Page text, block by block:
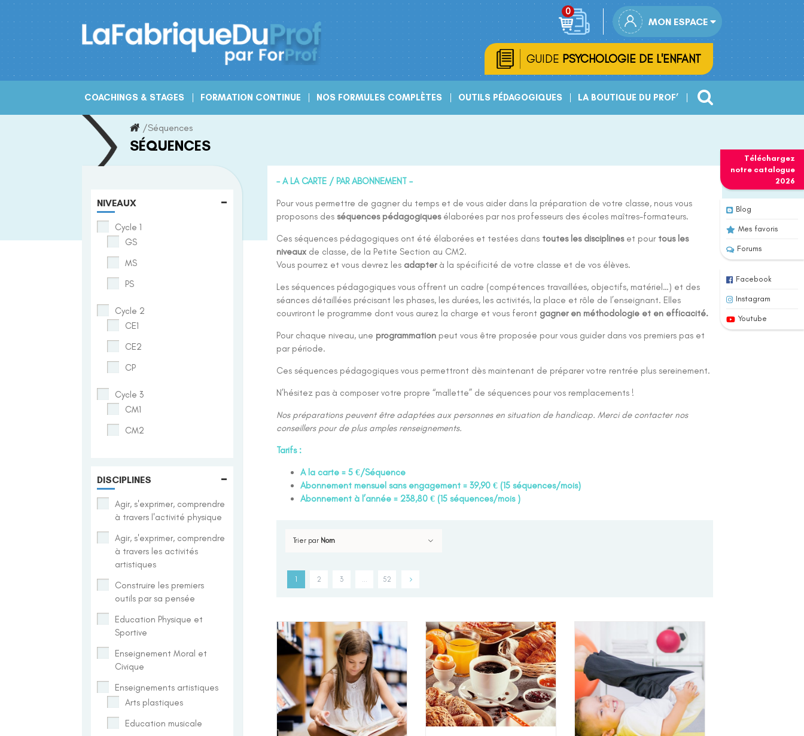
Téléchargez
notre catalogue
2026
Blog
Mes favoris
Forums
Facebook
Instagram
Youtube
Skip
to
MON ESPACE
GUIDE PSYCHOLOGIE DE L'ENFANT
COACHINGS & STAGES FORMATION CONTINUE NOS FORMULES COMPLÈTES OUTILS PÉDAGOGIQUES LA BOUTIQUE DU PROF’
/Séquences
SÉQUENCES
– A LA CARTE / PAR ABONNEMENT –
Pour vous permettre de gagner du temps et de vous aider dans la préparation de votre classe, nous vous
proposons desséquences pédagogiquesélaborées par nos professeurs des écoles maîtres-formateurs.
Ces séquences pédagogiques ont été élaborées et testées dans toutes les disciplineset pourtous les
niveaux de classe, de la Petite Section au CM2.
Vous pourrez et vous devrez les adapterà la spécificité de votre classe et de vos élèves.
Les séquences pédagogiques vous offrent un cadre (compétences travaillées, objectifs, matériel…) et des
séances détaillées précisant les phases, les durées, les activités, la place et rôle de l’enseignant. Elles
couvriront le programme dont vous aurez la charge et vous feront gagner en méthodologie et en efficacité.
Pour chaque niveau, une programmation peut vous être proposée pour vous guider dans vos premiers pas et
par période.
Ces séquences pédagogiques vous permettront dès maintenant de préparer votre rentrée plus sereinement.
N’hésitez pas à composer votre propre “mallette” de séquences pour vos remplacements !
Nos préparations peuvent être adaptées aux personnes en situation de handicap. Merci de contacter nos
conseillers pour de plus amples renseignements.
Tarifs :
A la carte = 5 €/Séquence
Abonnement mensuel sans engagement = 39,90 € (15 séquences/mois)
Abonnement à l’année = 238,80 € (15 séquences/mois )
Trier par Nom
1 2 3 … 52
NIVEAUX -
Cycle 1
GS
MS
PS
Cycle 2
CE1
CE2
CP
Cycle 3
CM1
CM2
DISCIPLINES -
Agir, s'exprimer, comprendre
à travers l'activité physique
Agir, s'exprimer, comprendre
à travers les activités
artistiques
Construire les premiers
outils par sa pensée
Education Physique et
Sportive
Enseignement Moral et
Civique
Enseignements artistiques
Arts plastiques
Education musicale